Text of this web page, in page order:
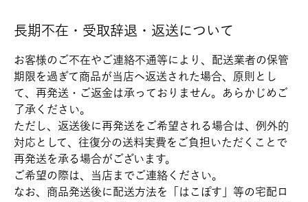
長期不在・受取辞退・返送について
お客様のご不在やご連絡不通等により、配送業者の保管
期限を過ぎて商品が当店へ返送された場合、原則とし
て、再発送・ご返金は承っておりません。あらかじめご
了承ください。
ただし、返送後に再発送をご希望される場合は、例外的
対応として、往復分の送料実費をご負担いただくことで
再発送を承る場合がございます。
ご希望の際は、当店までご連絡ください。
なお、商品発送後に配送方法を「はこぽす」等の宅配ロ